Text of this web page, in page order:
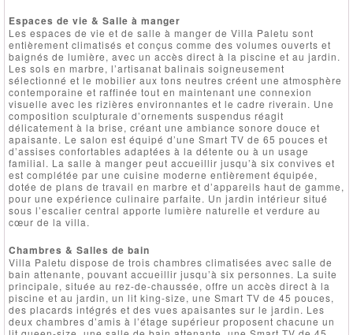
Espaces de vie & Salle à manger
Les espaces de vie et de salle à manger de Villa Paletu sont
entièrement climatisés et conçus comme des volumes ouverts et
baignés de lumière, avec un accès direct à la piscine et au jardin.
Les sols en marbre, l’artisanat balinais soigneusement
sélectionné et le mobilier aux tons neutres créent une atmosphère
contemporaine et raffinée tout en maintenant une connexion
visuelle avec les rizières environnantes et le cadre riverain. Une
composition sculpturale d’ornements suspendus réagit
délicatement à la brise, créant une ambiance sonore douce et
apaisante. Le salon est équipé d’une Smart TV de 65 pouces et
d’assises confortables adaptées à la détente ou à un usage
familial. La salle à manger peut accueillir jusqu’à six convives et
est complétée par une cuisine moderne entièrement équipée,
dotée de plans de travail en marbre et d’appareils haut de gamme,
pour une expérience culinaire parfaite. Un jardin intérieur situé
sous l’escalier central apporte lumière naturelle et verdure au
cœur de la villa.
Chambres & Salles de bain
Villa Paletu dispose de trois chambres climatisées avec salle de
bain attenante, pouvant accueillir jusqu’à six personnes. La suite
principale, située au rez-de-chaussée, offre un accès direct à la
piscine et au jardin, un lit king-size, une Smart TV de 45 pouces,
des placards intégrés et des vues apaisantes sur le jardin. Les
deux chambres d’amis à l’étage supérieur proposent chacune un